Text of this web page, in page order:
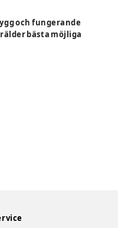
och fungerande
bästa möjliga